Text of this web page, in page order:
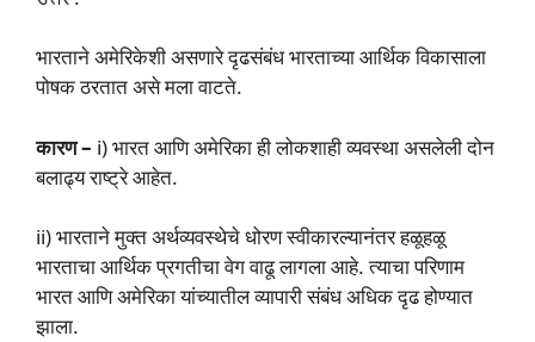
भारताने अमेरिकेशी असणारे दृढसंबंध भारताच्या आर्थिक विकासाला
पोषक ठरतात असे मला वाटते.
कारण – i) भारत आणि अमेरिका ही लोकशाही व्यवस्था असलेली दोन
बलाढ्य राष्ट्रे आहेत.
ii) भारताने मुक्त अर्थव्यवस्थेचे धोरण स्वीकारल्यानंतर हळूहळू
भारताचा आर्थिक प्रगतीचा वेग वाढू लागला आहे. त्याचा परिणाम
भारत आणि अमेरिका यांच्यातील व्यापारी संबंध अधिक दृढ होण्यात
झाला.